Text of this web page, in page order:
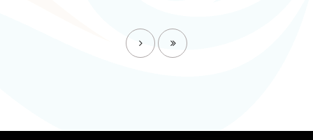
下一頁